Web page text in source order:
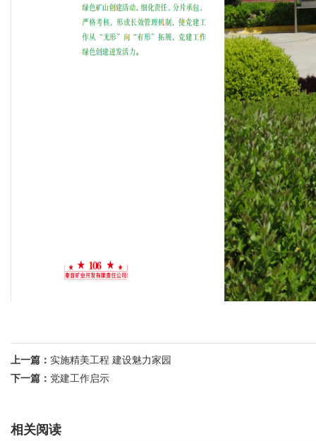
上一篇： 实施精美工程 建设魅力家园
下一篇： 党建工作启示
相关阅读